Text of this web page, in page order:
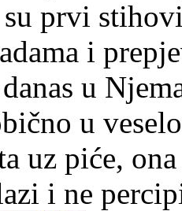
prvi
i
u
u
uz piće,
i ne